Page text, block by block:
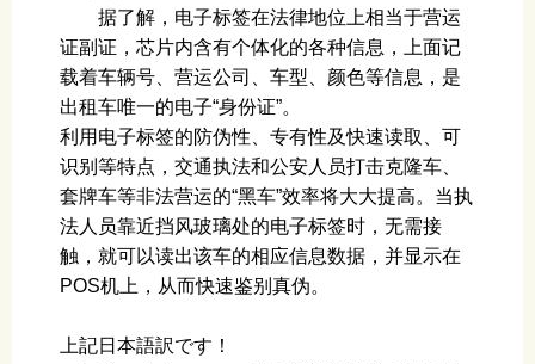
据了解，电子标签在法律地位上相当于营运
证副证，芯片内含有个体化的各种信息，上面记
载着车辆号、营运公司、车型、颜色等信息，是
出租车唯一的电子“身份证”。
利用电子标签的防伪性、专有性及快速读取、可
识别等特点，交通执法和公安人员打击克隆车、
套牌车等非法营运的“黑车”效率将大大提高。当执
法人员靠近挡风玻璃处的电子标签时，无需接
触，就可以读出该车的相应信息数据，并显示在
POS机上，从而快速鉴别真伪。
上記日本語訳です！